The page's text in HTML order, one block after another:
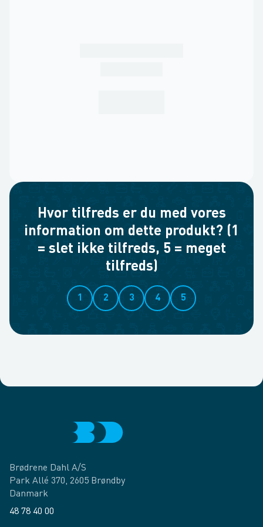
Hvor tilfreds er du med vores
information om dette produkt? (1
= slet ikke tilfreds, 5 = meget
tilfreds)
1 2 3 4 5
Brødrene Dahl A/S
Park Allé 370, 2605 Brøndby
Danmark
48 78 40 00